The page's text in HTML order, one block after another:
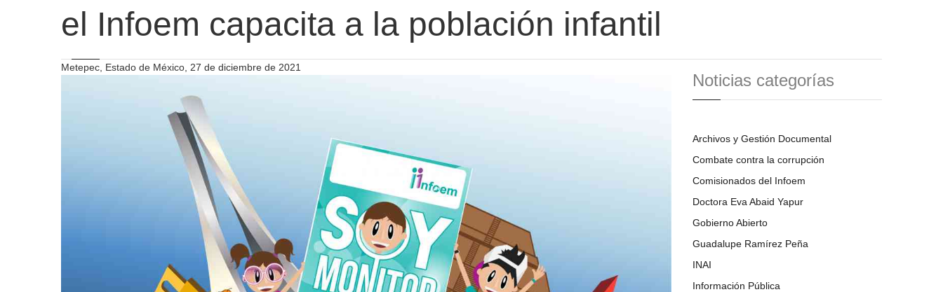
el Infoem capacita a la población infantil
Metepec, Estado de México, 27 de diciembre de 2021
Noticias categorías
Archivos y Gestión Documental
Combate contra la corrupción
Comisionados del Infoem
Doctora Eva Abaid Yapur
Gobierno Abierto
Guadalupe Ramírez Peña
INAI
Información Pública